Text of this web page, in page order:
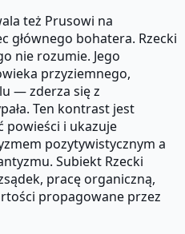
też Prusowi na
głównego bohatera. Rzecki
nie rozumie. Jego
przyziemnego,
— zderza się z
Ten kontrast jest
powieści i ukazuje
pozytywistycznym a
Subiekt Rzecki
pracę organiczną,
propagowane przez